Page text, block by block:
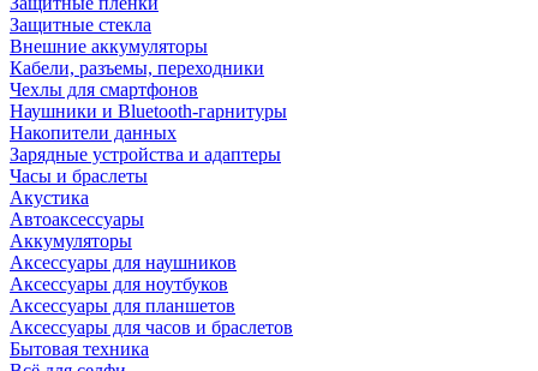
Защитные стекла
Внешние аккумуляторы
Кабели, разъемы, переходники
Чехлы для смартфонов
Наушники и Bluetooth-гарнитуры
Накопители данных
Зарядные устройства и адаптеры
Часы и браслеты
Акустика
Автоаксессуары
Аккумуляторы
Аксессуары для наушников
Аксессуары для ноутбуков
Аксессуары для планшетов
Аксессуары для часов и браслетов
Бытовая техника